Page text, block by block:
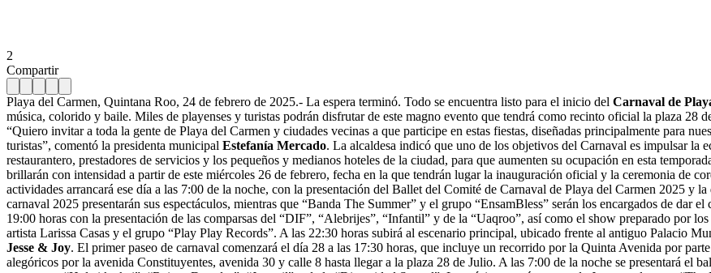
2
Compartir
Playa del Carmen, Quintana Roo, 24 de febrero de 2025.- La espera terminó. Todo se encuentra listo para el inicio del Carnaval de
música, colorido y baile. Miles de playenses y turistas podrán disfrutar de este magno evento que tendrá como recinto oficial la plaza 28
“Quiero invitar a toda la gente de Playa del Carmen y ciudades vecinas a que participe en estas fiestas, diseñadas principalmente para
turistas”, comentó la presidenta municipal Estefanía Mercado. La alcaldesa indicó que uno de los objetivos del Carnaval es impulsar la
restaurantero, prestadores de servicios y los pequeños y medianos hoteles de la ciudad, para que aumenten su ocupación en esta
brillarán con intensidad a partir de este miércoles 26 de febrero, fecha en la que tendrán lugar la inauguración oficial y la ceremonia de
actividades arrancará ese día a las 7:00 de la noche, con la presentación del Ballet del Comité de Carnaval de Playa del Carmen 2025 y
carnaval 2025 presentarán sus espectáculos, mientras que “Banda The Summer” y el grupo “EnsamBless” serán los encargados de dar
19:00 horas con la presentación de las comparsas del “DIF”, “Alebrijes”, “Infantil” y de la “Uaqroo”, así como el show preparado por
artista Larissa Casas y el grupo “Play Play Records”. A las 22:30 horas subirá al escenario principal, ubicado frente al antiguo Palacio
Jesse & Joy. El primer paseo de carnaval comenzará el día 28 a las 17:30 horas, que incluye un recorrido por la Quinta Avenida por
alegóricos por la avenida Constituyentes, avenida 30 y calle 8 hasta llegar a la plaza 28 de Julio. A las 7:00 de la noche se presentará el